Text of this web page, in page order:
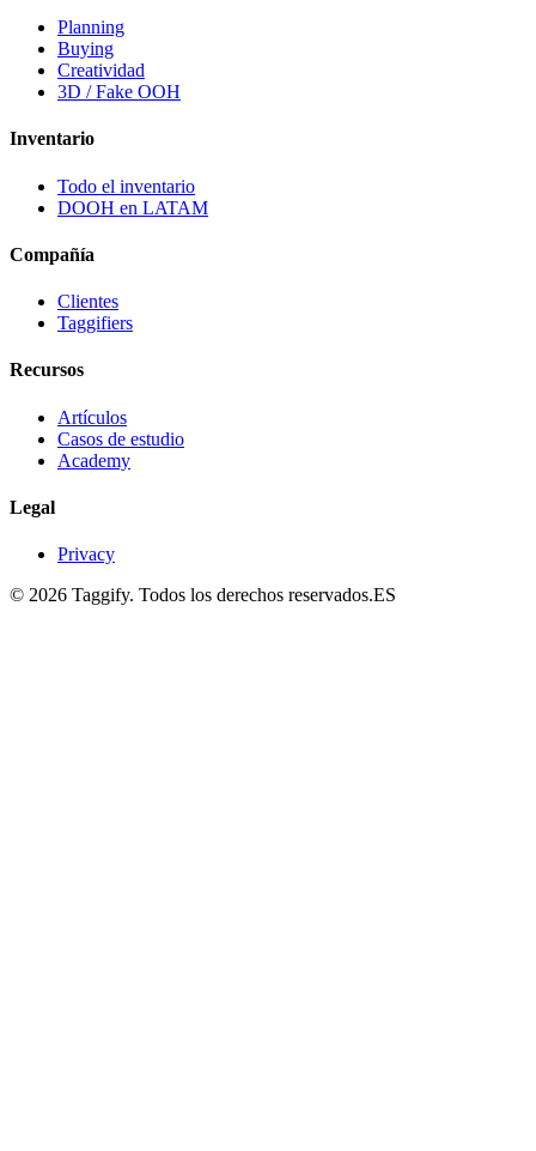
Planning
Buying
Creatividad
3D / Fake OOH
Inventario
Todo el inventario
DOOH en LATAM
Compañía
Clientes
Taggifiers
Recursos
Artículos
Casos de estudio
Academy
Legal
Privacy
© 2026 Taggify. Todos los derechos reservados.ES